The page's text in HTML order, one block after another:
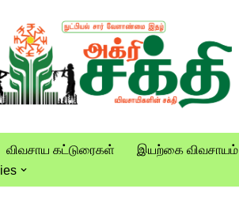
விவசாய கட்டுரைகள் இயற்கை விவசாயம்